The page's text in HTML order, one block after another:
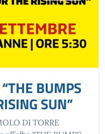
BUMPS
SUN”
DI TORRE